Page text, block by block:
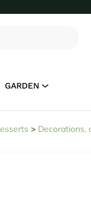
GARDEN
> Decorations,